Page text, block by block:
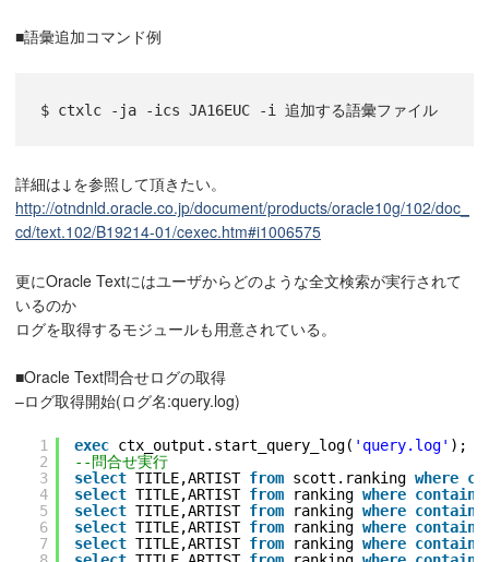
■語彙追加コマンド例
$ ctxlc -ja -ics JA16EUC -i 追加する語彙ファイル
詳細は↓を参照して頂きたい。
http://otndnld.oracle.co.jp/document/products/oracle10g/102/doc_
cd/text.102/B19214-01/cexec.htm#i1006575
更にOracle Textにはユーザからどのような全文検索が実行されて
いるのか
ログを取得するモジュールも用意されている。
■Oracle Text問合せログの取得
–ログ取得開始(ログ名:query.log)
1
2
3
4
5
6
7
exec ctx_output.start_query_log( 'query.log' );
--問合せ実行
select TITLE,ARTIST from scott.ranking where
select TITLE,ARTIST from ranking where contains
select TITLE,ARTIST from ranking where contains
select TITLE,ARTIST from ranking where contains
select TITLE,ARTIST from ranking where contains